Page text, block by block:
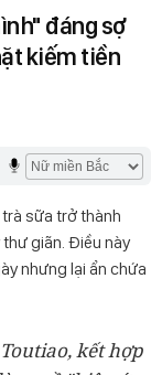
đáng sợ
kiếm tiền
sữa trở thành
giãn. Điều này
nhưng lại ẩn chứa
kết hợp